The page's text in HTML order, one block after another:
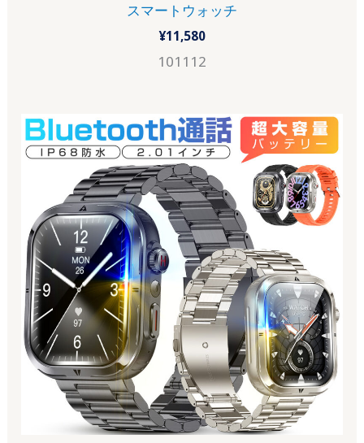
スマートウォッチ
¥11,580
101112